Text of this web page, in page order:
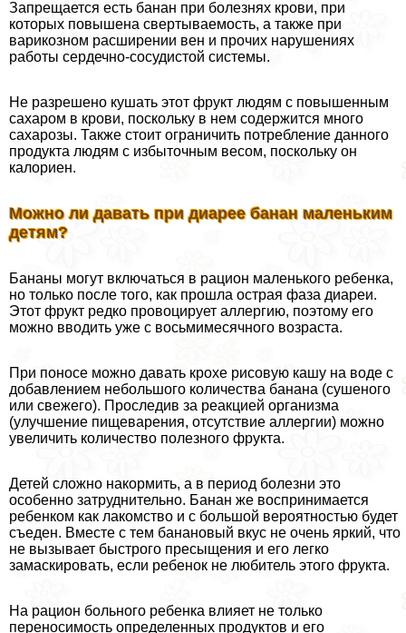
Запрещается есть банан при болезнях крови, при
которых повышена свертываемость, а также при
варикозном расширении вен и прочих нарушениях
работы сердечно-сосудистой системы.
Не разрешено кушать этот фрукт людям с повышенным
сахаром в крови, поскольку в нем содержится много
сахарозы. Также стоит ограничить потрeбление данного
продукта людям с избыточным весом, поскольку он
калориен.
Можно ли давать при диарее банан маленьким
детям?
Бананы могут включаться в рацион маленького ребенка,
но только после того, как прошла острая фаза диареи.
Этот фрукт редко провоцирует аллергию, поэтому его
можно вводить уже с восьмимecячного возраста.
При поносе можно давать крохе рисовую кашу на воде с
добавлением небольшого количества банана (сушеного
или свежего). Проследив за реакцией организма
(улучшение пищеварения, отсутствие аллергии) можно
увеличить количество полезного фрукта.
Детей сложно накормить, а в период болезни это
особенно затруднительно. Банан же воспринимается
ребенком как лакомство и с большой вероятностью будет
съеден. Вместе с тем банановый вкус не очень яркий, что
не вызывает быстрого пресыщения и его легко
замаскировать, если ребенок не любитель этого фрукта.
На рацион больного ребенка влияет не только
переносимость определенных продуктов и его